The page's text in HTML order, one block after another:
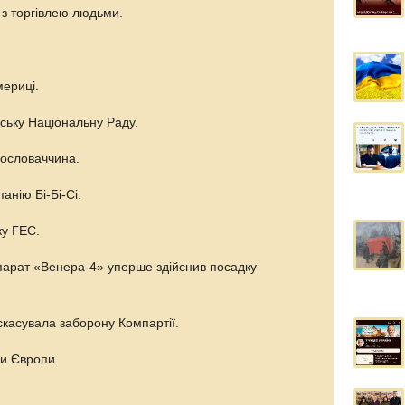
торгівлею людьми.
Національну Раду.
Бі-Бі-Сі.
ГЕС.
«Венера-4» уперше здійснив посадку
заборону Компартії.
Європи.